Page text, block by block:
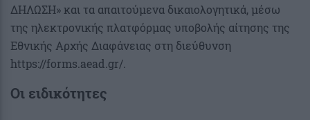
ΔΗΛΩΣΗ» και τα απαιτούμενα δικαιολογητικά, μέσω
της ηλεκτρονικής πλατφόρμας υποβολής αίτησης της
Εθνικής Αρχής Διαφάνειας στη διεύθυνση
https://forms.aead.gr/.
Οι ειδικότητες